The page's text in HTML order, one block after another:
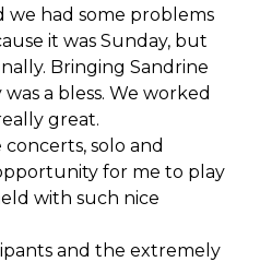
we had some problems
it was Sunday, but
Bringing Sandrine
a bless. We worked
great.
solo and
for me to play
with such nice
and the extremely